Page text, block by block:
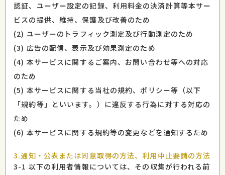
認証、ユーザー設定の記録、利用料金の決済計算等本サー
ビスの提供、維持、保護及び改善のため
(2) ユーザーのトラフィック測定及び行動測定のため
(3) 広告の配信、表示及び効果測定のため
(4) 本サービスに関するご案内、お問い合わせ等への対応
のため
(5) 本サービスに関する当社の規約、ポリシー等（以下
「規約等」といいます。）に違反する行為に対する対応の
ため
(6) 本サービスに関する規約等の変更などを通知するため
3.通知・公表または同意取得の方法、利用中止要請の方法
3-1 以下の利用者情報については、その収集が行われる前